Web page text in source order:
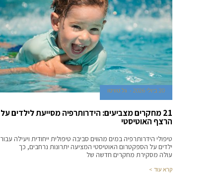
20 ביולי 2026 גל טוויטו
21 מחקרים מצביעים: הידרותרפיה מסייעת לילדים על
הרצף האוטיסטי
טיפולי הידרותרפיה במים מהווים סביבה טיפולית ייחודית ויעילה עבור
ילדים על הספקטרום האוטיסטי המציעה יתרונות נרחבים, כך
עולה מסקירת מחקרים חדשה של
קרא עוד >